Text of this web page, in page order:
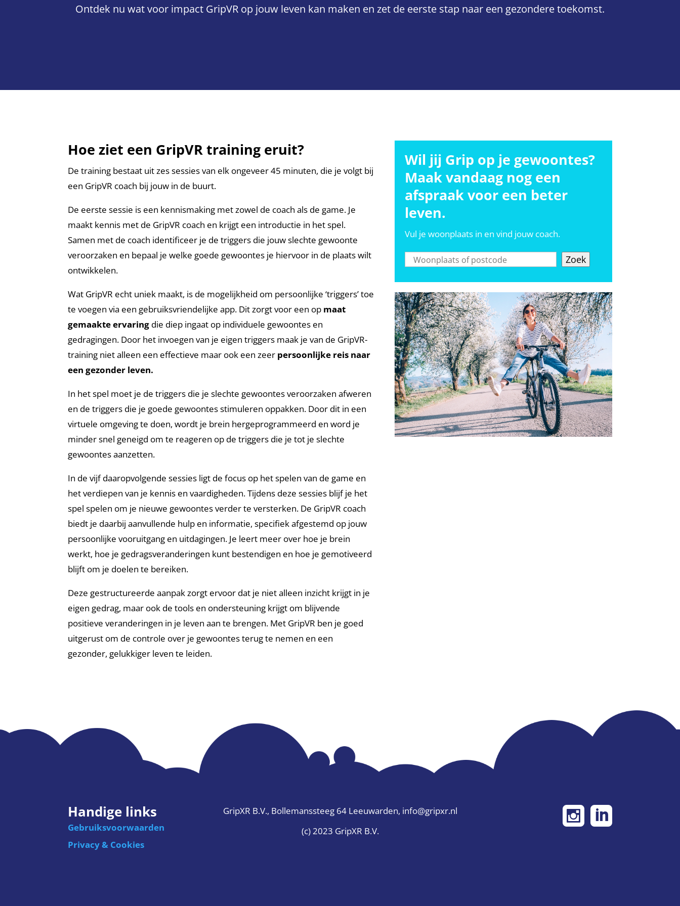
Ontdek nu wat voor impact GripVR op jouw leven kan maken en zet de eerste stap naar een gezondere toekomst.
Hoe ziet een GripVR training eruit?
De training bestaat uit zes sessies van elk ongeveer 45 minuten, die je volgt bij
een GripVR coach bij jouw in de buurt.
De eerste sessie is een kennismaking met zowel de coach als de game. Je
maakt kennis met de GripVR coach en krijgt een introductie in het spel.
Samen met de coach identificeer je de triggers die jouw slechte gewoonte
veroorzaken en bepaal je welke goede gewoontes je hiervoor in de plaats wilt
ontwikkelen.
Wat GripVR echt uniek maakt, is de mogelijkheid om persoonlijke ‘triggers’ toe
te voegen via een gebruiksvriendelijke app. Dit zorgt voor een op maat
gemaakte ervaring die diep ingaat op individuele gewoontes en
gedragingen. Door het invoegen van je eigen triggers maak je van de GripVR-
training niet alleen een effectieve maar ook een zeer persoonlijke reis naar
een gezonder leven.
In het spel moet je de triggers die je slechte gewoontes veroorzaken afweren
en de triggers die je goede gewoontes stimuleren oppakken. Door dit in een
virtuele omgeving te doen, wordt je brein hergeprogrammeerd en word je
minder snel geneigd om te reageren op de triggers die je tot je slechte
gewoontes aanzetten.
In de vijf daaropvolgende sessies ligt de focus op het spelen van de game en
het verdiepen van je kennis en vaardigheden. Tijdens deze sessies blijf je het
spel spelen om je nieuwe gewoontes verder te versterken. De GripVR coach
biedt je daarbij aanvullende hulp en informatie, specifiek afgestemd op jouw
persoonlijke vooruitgang en uitdagingen. Je leert meer over hoe je brein
werkt, hoe je gedragsveranderingen kunt bestendigen en hoe je gemotiveerd
blijft om je doelen te bereiken.
Deze gestructureerde aanpak zorgt ervoor dat je niet alleen inzicht krijgt in je
eigen gedrag, maar ook de tools en ondersteuning krijgt om blijvende
positieve veranderingen in je leven aan te brengen. Met GripVR ben je goed
uitgerust om de controle over je gewoontes terug te nemen en een
gezonder, gelukkiger leven te leiden.
Wil jij Grip op je gewoontes?
Maak vandaag nog een
afspraak voor een beter
leven.
Vul je woonplaats in en vind jouw coach.
Zoek
Handige links
Gebruiksvoorwaarden
Privacy & Cookies
GripXR B.V., Bollemanssteeg 64 Leeuwarden, info@gripxr.nl
(c) 2023 GripXR B.V.
 